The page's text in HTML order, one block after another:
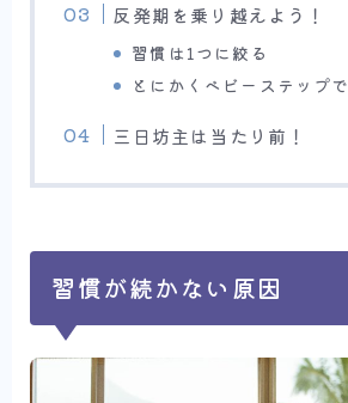
反発期を乗り越えよう！
習慣は1つに絞る
とにかくベビーステップで
三日坊主は当たり前！
習慣が続かない原因